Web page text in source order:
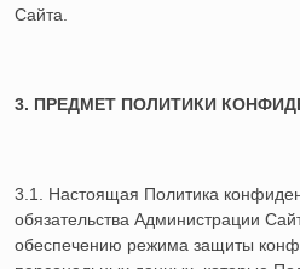
Сайта.
3. ПРЕДМЕТ ПОЛИТИКИ
3.1. Настоящая Политика
обязательства Администрации
обеспечению режима защиты